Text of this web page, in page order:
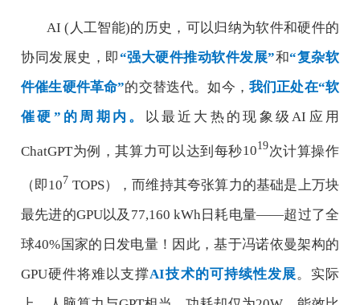
AI ( 人工智能)的历史，可以归纳为软件和硬件的
协同发展史，即“强大硬件推动软件发展”和“复杂软
件催生硬件革命”的交替迭代。如今， 我们正处在“软
催硬 ” 的周期内。 以最近大热的现象级 AI 应用
ChatGPT为例，其算力可以达到每秒1019次计算操作
（即107 TOPS），而维持其夸张算力的基础是上万块
最先进的GPU以及 77,160 kWh日耗电量——超过了全
球40%国家的日发电量！因此，基于冯诺依曼架构的
GPU硬件将难以支撑AI技术的可持续性发展。实际